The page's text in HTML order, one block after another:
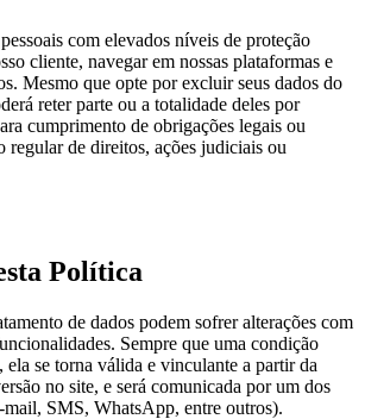
com elevados níveis de proteção
cliente, navegar em nossas plataformas e
Mesmo que opte por excluir seus dados do
reter parte ou a totalidade deles por
cumprimento de obrigações legais ou
regular de direitos, ações judiciais ou
Política
de dados podem sofrer alterações com
Sempre que uma condição
ela se torna válida e vinculante a partir da
no site, e será comunicada por um dos
mail, SMS, WhatsApp, entre outros).